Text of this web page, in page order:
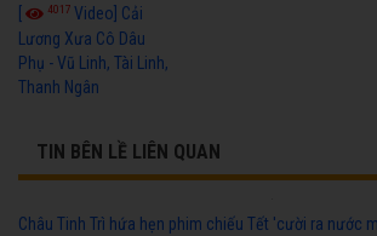
[ 4017 Video] Cải
Lương Xưa Cô Dâu
Phụ - Vũ Linh, Tài Linh,
Thanh Ngân
TIN BÊN LỀ LIÊN QUAN
Châu Tinh Trì hứa hẹn phim chiếu Tết 'cười ra nước